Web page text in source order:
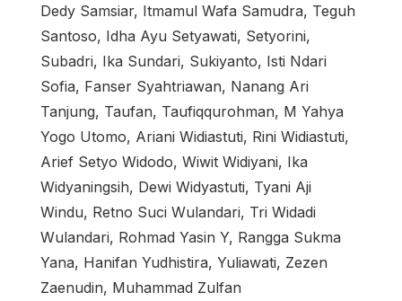
Dedy Samsiar, Itmamul Wafa Samudra, Teguh
Santoso, Idha Ayu Setyawati, Setyorini,
Subadri, Ika Sundari, Sukiyanto, Isti Ndari
Sofia, Fanser Syahtriawan, Nanang Ari
Tanjung, Taufan, Taufiqqurohman, M Yahya
Yogo Utomo, Ariani Widiastuti, Rini Widiastuti,
Arief Setyo Widodo, Wiwit Widiyani, Ika
Widyaningsih, Dewi Widyastuti, Tyani Aji
Windu, Retno Suci Wulandari, Tri Widadi
Wulandari, Rohmad Yasin Y, Rangga Sukma
Yana, Hanifan Yudhistira, Yuliawati, Zezen
Zaenudin, Muhammad Zulfan